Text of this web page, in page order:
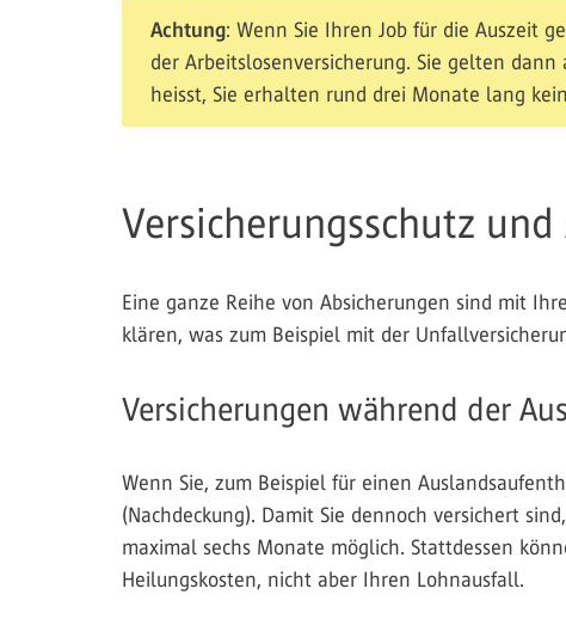
Achtung: Wenn Sie Ihren Job für die Auszeit
der Arbeitslosenversicherung. Sie gelten
heisst, Sie erhalten rund drei Monate lang
Versicherungsschutz
Eine ganze Reihe von Absicherungen sind mit
klären, was zum Beispiel mit der
Versicherungen während der
Wenn Sie, zum Beispiel für einen
(Nachdeckung). Damit Sie dennoch versichert
maximal sechs Monate möglich. Stattdessen
Heilungskosten, nicht aber Ihren Lohnausfall.